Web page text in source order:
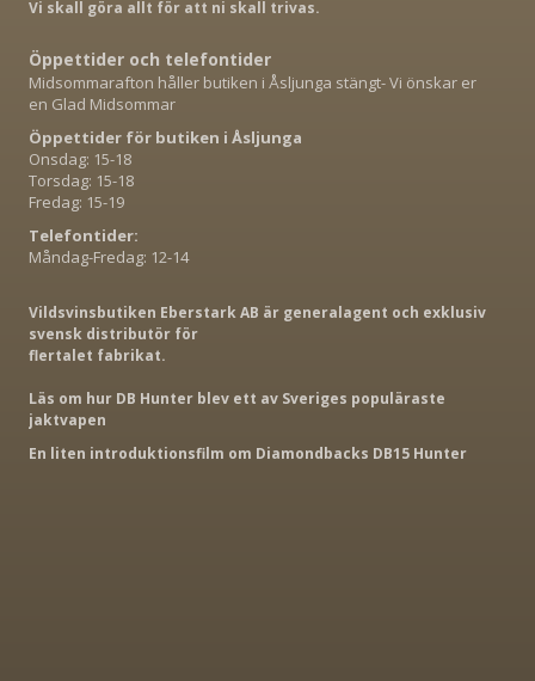
Vi skall göra allt för att ni skall trivas.
Öppettider och telefontider
Midsommarafton håller butiken i Åsljunga stängt- Vi önskar er
en Glad Midsommar
Öppettider för butiken i Åsljunga
Onsdag: 15-18
Torsdag: 15-18
Fredag: 15-19
Telefontider:
Måndag-Fredag: 12-14
Vildsvinsbutiken Eberstark AB är generalagent och exklusiv
svensk distributör för
flertalet fabrikat.
Läs om hur DB Hunter blev ett av Sveriges populäraste
jaktvapen
En liten introduktionsfilm om Diamondbacks DB15 Hunter